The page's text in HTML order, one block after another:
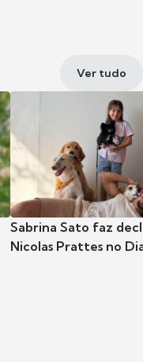
Ver tudo
Sabrina Sato faz
Nicolas Prattes no